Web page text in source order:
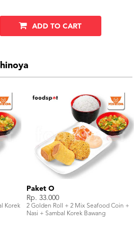
ADD TO CART
Korek
Paket O
Rp. 33.000
2 Golden Roll + 2 Mix Seafood Coin +
Nasi + Sambal Korek Bawang